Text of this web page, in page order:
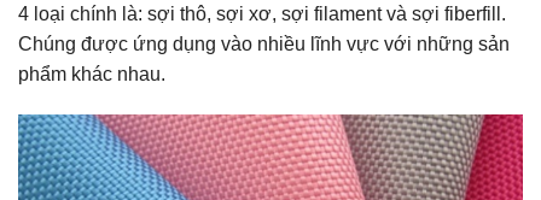
4 loại chính là: sợi thô, sợi xơ, sợi filament và sợi fiberfill.
Chúng được ứng dụng vào nhiều lĩnh vực với những sản
phẩm khác nhau.